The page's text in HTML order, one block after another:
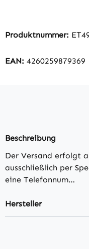
Produktnummer:
EAN: 4260259879369
Beschreibung
Der Versand erfolgt
ausschließlich per
eine Telefonnum…
Hersteller